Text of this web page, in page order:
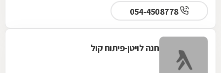
054-4508778
חנה לויטן-פיתוח קול